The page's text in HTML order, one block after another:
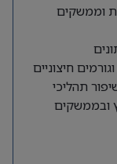
וממשקים
חיצוניים
תהליכי
ובממשקים